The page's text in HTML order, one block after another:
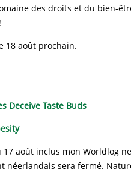
des droits et du bien-
18 août prochain.
Deceive Taste Buds
août inclus mon Worldlog
néerlandais sera fermé.